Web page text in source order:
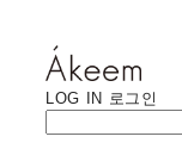
LOG IN 로그인